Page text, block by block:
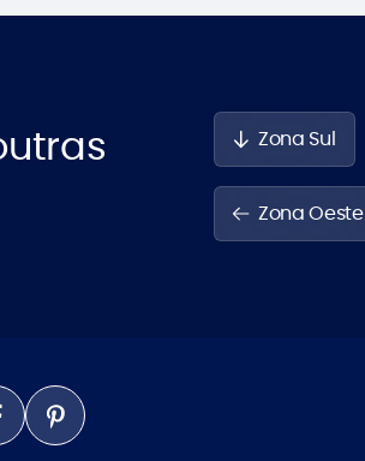
Zona Sul
Zona Oeste